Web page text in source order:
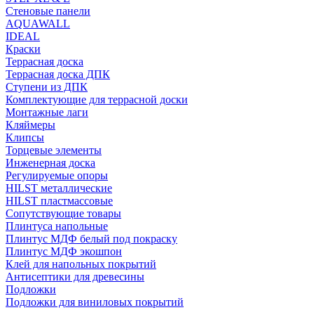
Стеновые панели
AQUAWALL
IDEAL
Краски
Террасная доска
Террасная доска ДПК
Ступени из ДПК
Комплектующие для террасной доски
Монтажные лаги
Кляймеры
Клипсы
Торцевые элементы
Инженерная доска
Регулируемые опоры
HILST металлические
HILST пластмассовые
Сопутствующие товары
Плинтуса напольные
Плинтус МДФ белый под покраску
Плинтус МДФ экошпон
Клей для напольных покрытий
Антисептики для древесины
Подложки
Подложки для виниловых покрытий